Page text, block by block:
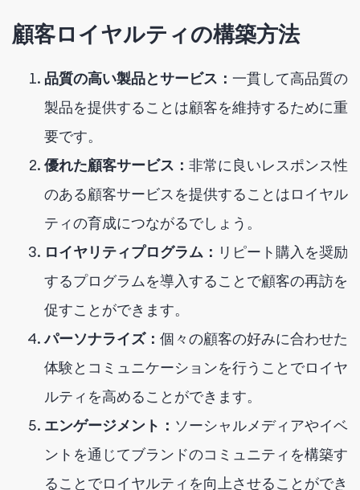
顧客ロイヤルティの構築方法
品質の高い製品とサービス： 一貫して高品質の
製品を提供することは顧客を維持するために重
要です。
優れた顧客サービス： 非常に良いレスポンス性
のある顧客サービスを提供することはロイヤル
ティの育成につながるでしょう。
ロイヤリティプログラム： リピート購入を奨励
するプログラムを導入することで顧客の再訪を
促すことができます。
パーソナライズ： 個々の顧客の好みに合わせた
体験とコミュニケーションを行うことでロイヤ
ルティを高めることができます。
エンゲージメント： ソーシャルメディアやイベ
ントを通じてブランドのコミュニティを構築す
ることでロイヤルティを向上させることができ